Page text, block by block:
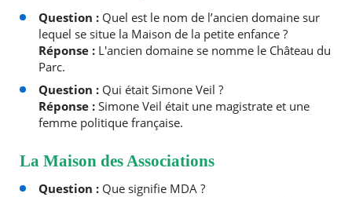
Question : Quel est le nom de l’ancien domaine sur
lequel se situe la Maison de la petite enfance ?
Réponse :L'ancien domaine se nomme le Château du
Parc.
Question : Qui était Simone Veil ?
Réponse :Simone Veil était une magistrate et une
femme politique française.
La Maison des Associations
Question : Que signifie MDA ?